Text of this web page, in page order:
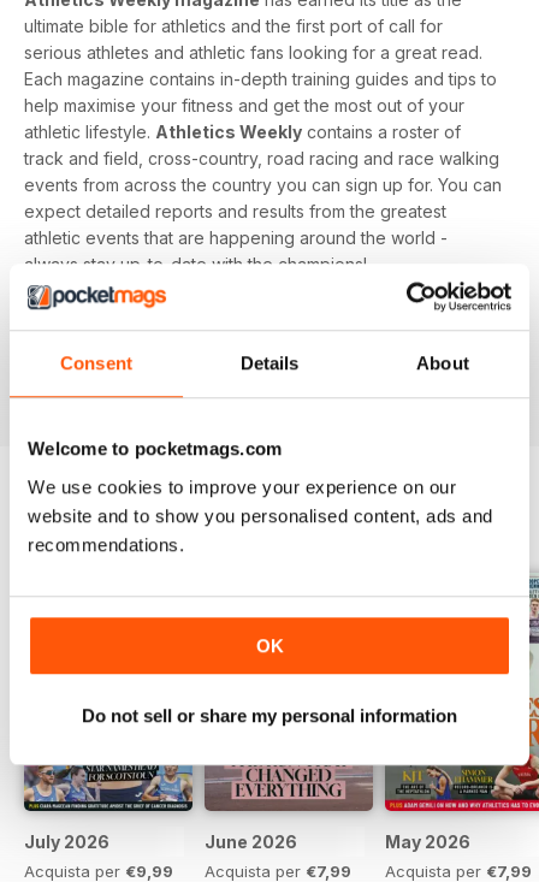
Consent Details About
Welcome to pocketmags.com
We use cookies to improve your experience on our
website and to show you personalised content, ads and
recommendations.
OK
Do not sell or share my personal information
ultimate bible for athletics and the first port of call for
serious athletes and athletic fans looking for a great read.
Each magazine contains in-depth training guides and tips to
help maximise your fitness and get the most out of your
athletic lifestyle. Athletics Weekly contains a roster of
track and field, cross-country, road racing and race walking
events from across the country you can sign up for. You can
expect detailed reports and results from the greatest
athletic events that are happening around the world -
always stay up-to-date with the champions!
Whether you're a keen athlete, a professional or even a
interesting and informative read that’ll help maximise your
potential as an athlete.
EDIZIONI INDIETRO Visualizza tutti
July 2026
Acquista per €9,99
June 2026
Acquista per €7,99
May 2026
Acquista per €7,99